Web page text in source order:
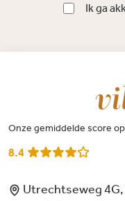
Ik ga
Onze gemiddelde score
8.4
Utrechtseweg 4G,